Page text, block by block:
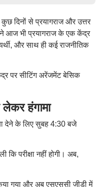
दिनों से प्रयागराज और उत्तर
ने आज भी प्रयागराज के एक केंद्र
और साथ ही कई राजनीतिक
पर सीटिंग अरेंजमेंट बेसिक
हंगामा
देने के लिए सुबह 4:30 बजे
कि परीक्षा नहीं होगी। अब,
गया और अब एसएससी जीडी में